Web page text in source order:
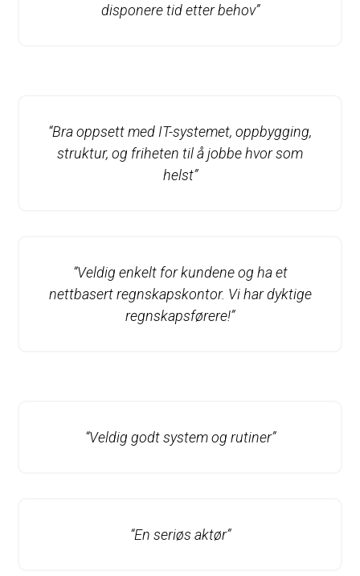
disponere tid etter behov”
“Bra oppsett med IT-systemet, oppbygging,
struktur, og friheten til å jobbe hvor som
helst”
“Veldig enkelt for kundene og ha et
nettbasert regnskapskontor. Vi har dyktige
regnskapsførere!”
“Veldig godt system og rutiner”
“En seriøs aktør”